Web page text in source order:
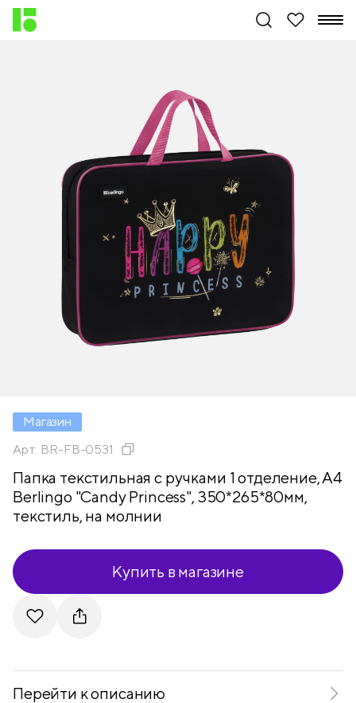
Магазин
Арт. BR-FB-0531
Папка текстильная с ручками 1 отделение, А4
Berlingo "Candy Princess", 350*265*80мм,
текстиль, на молнии
Купить в магазине
Перейти к описанию